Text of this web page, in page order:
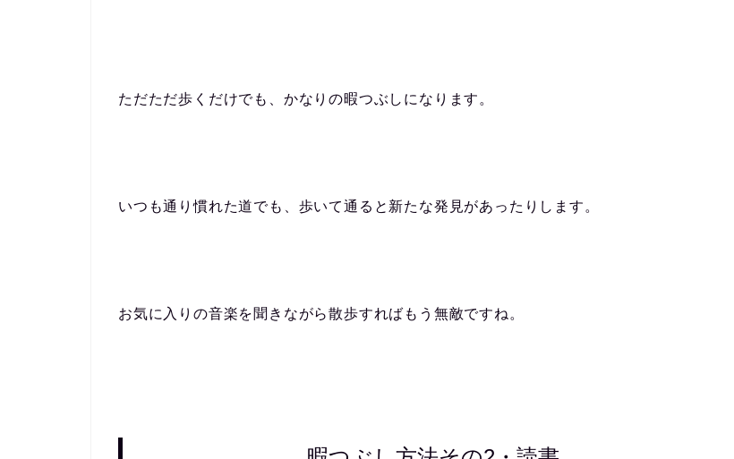
ただただ歩くだけでも、かなりの暇つぶしになります。
いつも通り慣れた道でも、歩いて通ると新たな発見があったりします。
お気に入りの音楽を聞きながら散歩すればもう無敵ですね。